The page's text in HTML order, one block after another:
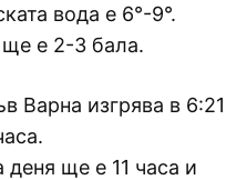
вода е 6°-9°.
е 2-3 бала.
Варна изгрява в 6:21
ще е 11 часа и